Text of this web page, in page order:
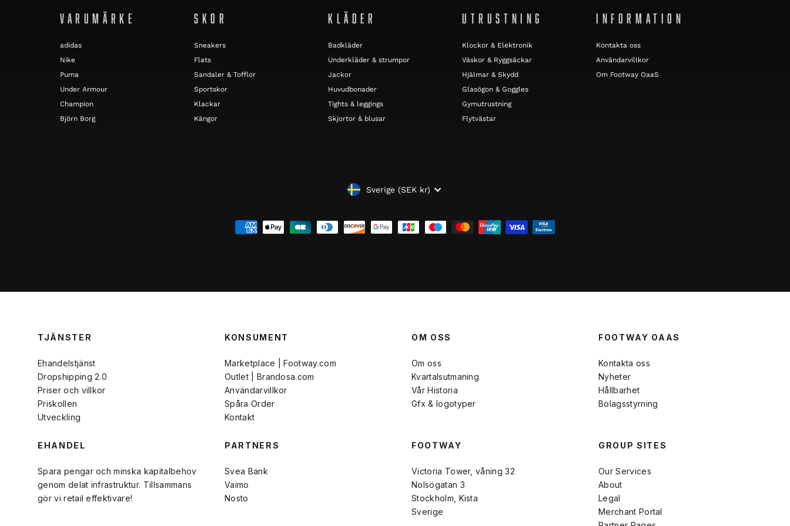
VARUMÄRKE
adidas
Nike
Puma
Under Armour
Champion
Björn Borg
SKOR
Sneakers
Flats
Sandaler & Tofflor
Sportskor
Klackar
Kängor
KLÄDER
Badkläder
Underkläder & strumpor
Jackor
Huvudbonader
Tights & leggings
Skjortor & blusar
UTRUSTNING
Klockor & Elektronik
Väskor & Ryggsäckar
Hjälmar & Skydd
Glasögon & Goggles
Gymutrustning
Flytvästar
INFORMATION
Kontakta oss
Användarvillkor
Om Footway OaaS
VALUTA
Sverige (SEK kr)
TJÄNSTER
Ehandelstjänst
Dropshipping 2.0
Priser och villkor
Priskollen
Utveckling
KONSUMENT
Marketplace | Footway.com
Outlet | Brandosa.com
Användarvillkor
Spåra Order
Kontakt
OM OSS
Om oss
Kvartalsutmaning
Vår Historia
Gfx & logotyper
FOOTWAY OAAS
Kontakta oss
Nyheter
Hållbarhet
Bolagsstyrning
EHANDEL
Spara pengar och minska kapitalbehov
genom delat infrastruktur. Tillsammans
gör vi retail effektivare!
PARTNERS
Svea Bank
Vaimo
Nosto
FOOTWAY
Victoria Tower, våning 32
Nolsögatan 3
Stockholm, Kista
Sverige
GROUP SITES
Our Services
About
Legal
Merchant Portal